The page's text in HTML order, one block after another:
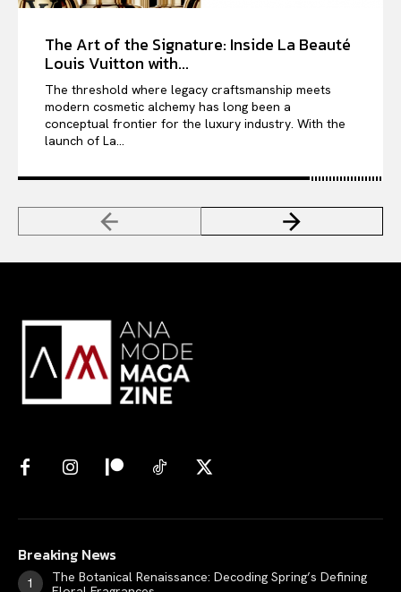
The Art of the Signature: Inside La Beauté
Louis Vuitton with...
The threshold where legacy craftsmanship meets
modern cosmetic alchemy has long been a
conceptual frontier for the luxury industry. With the
launch of La...
Breaking News
The Botanical Renaissance: Decoding Spring’s Defining